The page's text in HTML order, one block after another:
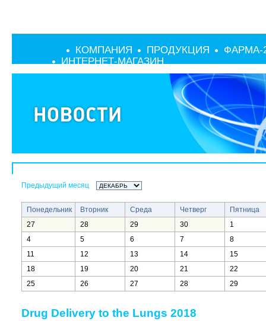
КОМПАНИЯ ПРОДУКЦИЯ
ФАРМА-
ИНТЕРНЕТ-МАГАЗИН
Предыдущий месяц
Понедельник Вторник Среда Четверг
Пятница
27
28 29 30
1
4
5 6 7
8
11
12 13 14
15
18
19 20 21
22
25
26 27 28 29
Drug Delivery to the Lungs 2018